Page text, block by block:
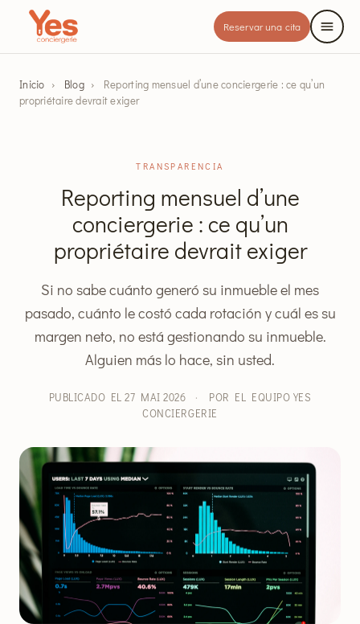
Reservar una cita
Inicio › Blog ›
Reporting mensuel d’une conciergerie : ce qu’un
propriétaire devrait exiger
TRANSPARENCIA
Reporting mensuel d’une
conciergerie : ce qu’un
propriétaire devrait exiger
Si no sabe cuánto generó su inmueble el mes
pasado, cuánto le costó cada rotación y cuál es su
margen neto, no está gestionando su inmueble.
Alguien más lo hace, sin usted.
PUBLICADO EL 27 MAI 2026 ·
POR EL EQUIPO YES
CONCIERGERIE